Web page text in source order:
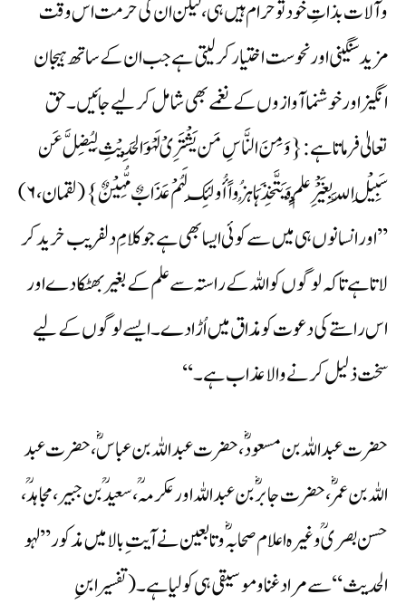
وآلات بذاتِ خود تو حرام ہیں ہی، لیکن ان کی حرمت اس وقت
مزید سنگینی اور نحوست اختیار کر لیتی ہے جب ان کے ساتھ ہیجان
انگیز اور خوشنما آوازوں کے نغمے بھی شامل کر لیے جائیں۔ حق
تعالیٰ فرماتا ہے:{وَمِنَ النَّاسِ مَن یَشْتَرِیْ لَہْوَ الْحَدِیْثِ لِیُضِلَّ عَن
سَبِیْلِ اللَّہِ بِغَیْْرِ عِلْمٍ وَیَتَّخِذَہَا ہُزُواً أُولَئِکَ لَہُمْ عَذَابٌ مُّہِیْنٌ} (لقمان، ۶)
’’اور انسانوں ہی میں سے کوئی ایسا بھی ہے جو کلامِ دلفریب خرید کر
لاتا ہے تاکہ لوگوں کو اللہ کے راستہ سے علم کے بغیر بھٹکادے اور
اس راستے کی دعوت کو مذاق میں اُڑادے۔ ایسے لوگوں کے لیے
سخت ذلیل کرنے والا عذاب ہے۔ ‘‘
حضرت عبد اللہ بن مسعودؓ، حضرت عبد اللہ بن عباسؓ، حضرت عبد
اللہ بن عمرؓ، حضرت جابرؓ بن عبد اللہ اور عکرمہؒ، سعیدؒ بن جبیر، مجاہدؒ،
حسن بصریؒ وغیرہ اعلام صحابہؓ وتابعین نے آیت ِ بالا میں مذکور ’’لہو
الحدیث‘‘ سے مراد غنا وموسیقی ہی کو لیا ہے۔ (تفسیر ابنِ